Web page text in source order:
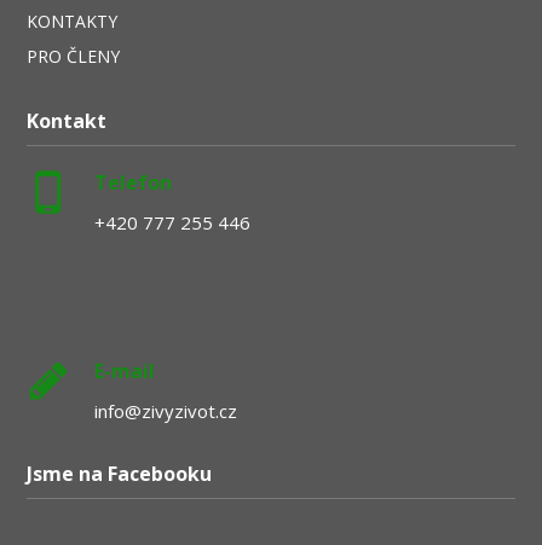
KONTAKTY
PRO ČLENY
Kontakt
Telefon
+420 777 255 446
E-mail
info@zivyzivot.cz
Jsme na Facebooku